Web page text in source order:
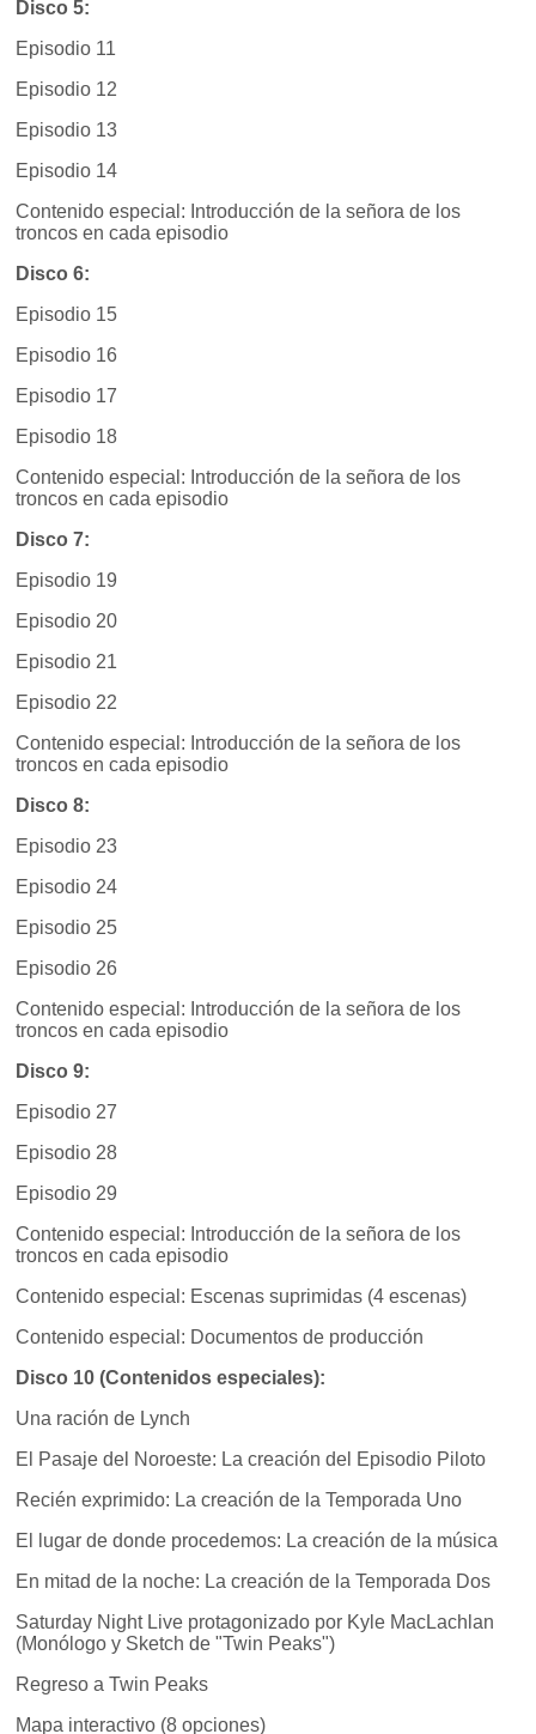
Disco 5:
Episodio 11
Episodio 12
Episodio 13
Episodio 14
Contenido especial: Introducción de la señora de los
troncos en cada episodio
Disco 6:
Episodio 15
Episodio 16
Episodio 17
Episodio 18
Contenido especial: Introducción de la señora de los
troncos en cada episodio
Disco 7:
Episodio 19
Episodio 20
Episodio 21
Episodio 22
Contenido especial: Introducción de la señora de los
troncos en cada episodio
Disco 8:
Episodio 23
Episodio 24
Episodio 25
Episodio 26
Contenido especial: Introducción de la señora de los
troncos en cada episodio
Disco 9:
Episodio 27
Episodio 28
Episodio 29
Contenido especial: Introducción de la señora de los
troncos en cada episodio
Contenido especial: Escenas suprimidas (4 escenas)
Contenido especial: Documentos de producción
Disco 10 (Contenidos especiales):
Una ración de Lynch
El Pasaje del Noroeste: La creación del Episodio Piloto
Recién exprimido: La creación de la Temporada Uno
El lugar de donde procedemos: La creación de la música
En mitad de la noche: La creación de la Temporada Dos
Saturday Night Live protagonizado por Kyle MacLachlan
(Monólogo y Sketch de "Twin Peaks")
Regreso a Twin Peaks
Mapa interactivo (8 opciones)